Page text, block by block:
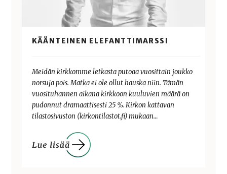
KÄÄNTEINEN ELEFANTTIMARSSI
Meidän kirkkomme letkasta putoaa vuosittain joukko
norsuja pois. Matka ei ole ollut hauska niin. Tämän
vuosituhannen aikana kirkkoon kuuluvien määrä on
pudonnut dramaattisesti 25 %. Kirkon kattavan
tilastosivuston (kirkontilastot.fi) mukaan…